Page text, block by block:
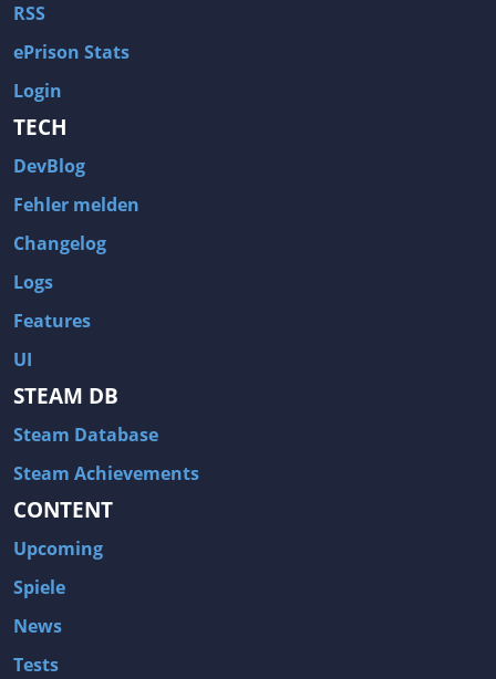
RSS
ePrison Stats
Login
TECH
DevBlog
Fehler melden
Changelog
Logs
Features
UI
STEAM DB
Steam Database
Steam Achievements
CONTENT
Upcoming
Spiele
News
Tests